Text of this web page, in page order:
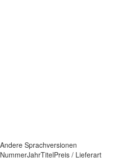
Andere Sprachversionen
NummerJahrTitelPreis / Lieferart